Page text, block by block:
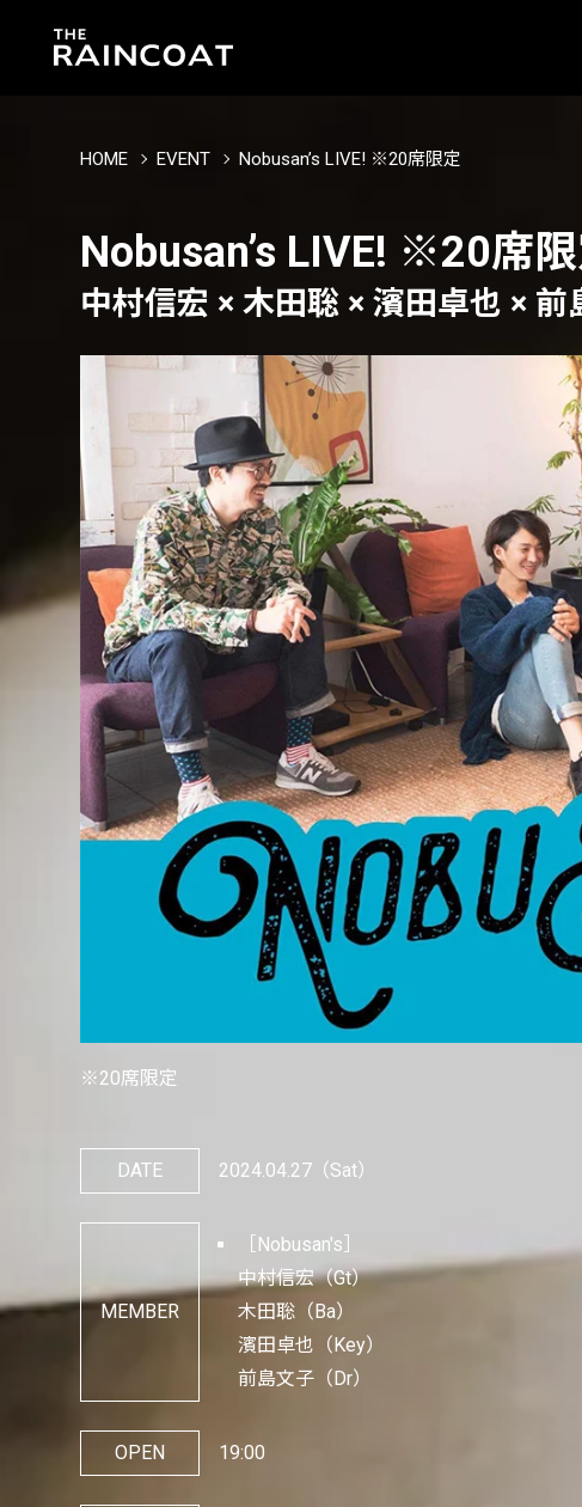
HOME EVENT Nobusan’s LIVE! ※20席限定
Nobusan’s LIVE! ※20席
中村信宏 × 木田聡 × 濱田卓也 × 前
※20席限定
DATE 2024.04.27（Sat）
MEMBER
［Nobusan's］
中村信宏（Gt）
木田聡（Ba）
濱田卓也（Key）
前島文子（Dr）
OPEN 19:00